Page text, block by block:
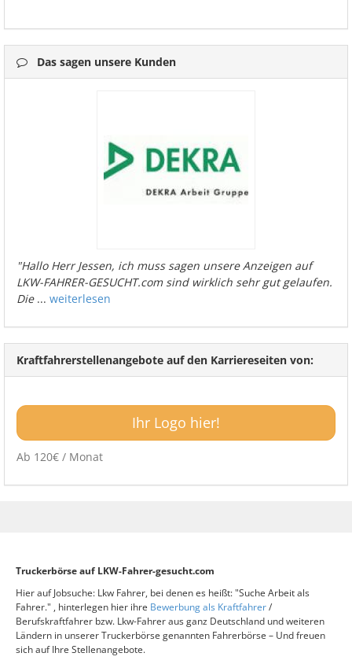
Das sagen unsere Kunden
"Hallo Herr Jessen, ich muss sagen unsere Anzeigen auf
LKW-FAHRER-GESUCHT.com sind wirklich sehr gut gelaufen.
Die... weiterlesen
Kraftfahrerstellenangebote auf den Karriereseiten von:
Ihr Logo hier!
Ab 120€ / Monat
Truckerbörse auf LKW-Fahrer-gesucht.com
Hier auf Jobsuche: Lkw Fahrer, bei denen es heißt: "Suche Arbeit als
Fahrer." , hinterlegen hier ihre Bewerbung als Kraftfahrer/
Berufskraftfahrer bzw. Lkw-Fahrer aus ganz Deutschland und weiteren
Ländern in unserer Truckerbörse genannten Fahrerbörse – Und freuen
sich auf Ihre Stellenangebote.